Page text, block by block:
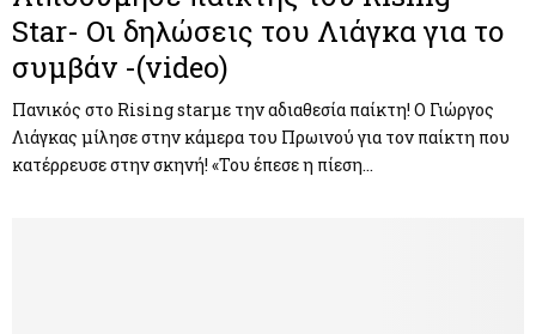
Star- Οι δηλώσεις του Λιάγκα για το
συμβάν -(video)
Πανικός στο Rising starμε την αδιαθεσία παίκτη! Ο Γιώργος
Λιάγκας μίλησε στην κάμερα του Πρωινού για τον παίκτη που
κατέρρευσε στην σκηνή! «Του έπεσε η πίεση…